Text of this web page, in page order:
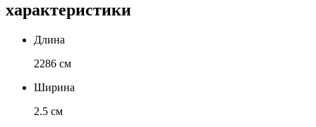
характеристики
Длина
2286 см
Ширина
2.5 см